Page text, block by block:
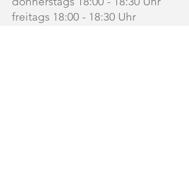
freitags 18:00 - 18:30 Uhr